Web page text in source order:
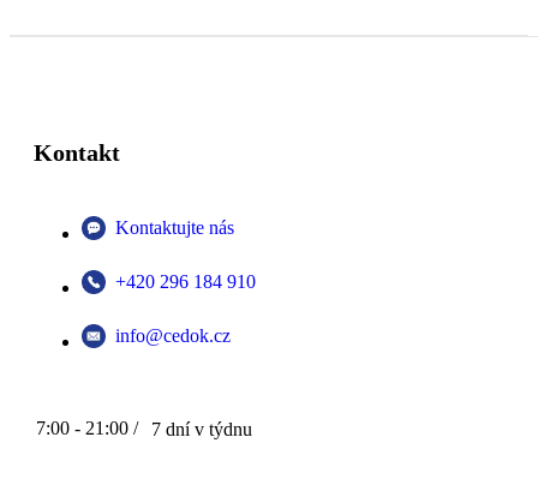
Kontakt
Kontaktujte nás
+420 296 184 910
info@cedok.cz
7:00 - 21:00 / 7 dní v týdnu